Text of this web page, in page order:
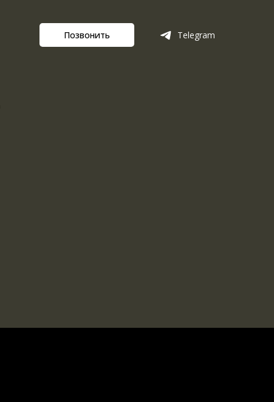
Позвонить Telegram